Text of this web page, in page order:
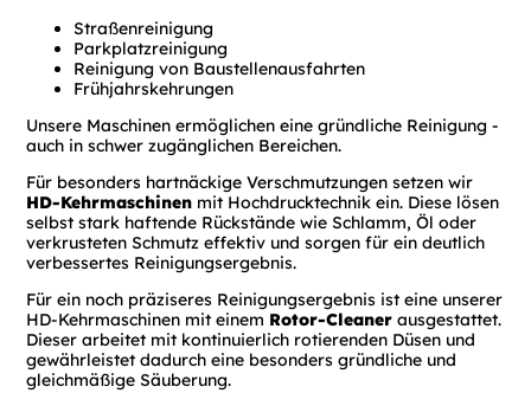
Straßenreinigung
Parkplatzreinigung
Reinigung von Baustellenausfahrten
Frühjahrskehrungen
Unsere Maschinen ermöglichen eine gründliche Reinigung -
auch in schwer zugänglichen Bereichen.
Für besonders hartnäckige Verschmutzungen setzen wir
HD-Kehrmaschinen mit Hochdrucktechnik ein. Diese lösen
selbst stark haftende Rückstände wie Schlamm, Öl oder
verkrusteten Schmutz effektiv und sorgen für ein deutlich
verbessertes Reinigungsergebnis.
Für ein noch präziseres Reinigungsergebnis ist eine unserer
HD-Kehrmaschinen mit einem Rotor-Cleaner ausgestattet.
Dieser arbeitet mit kontinuierlich rotierenden Düsen und
gewährleistet dadurch eine besonders gründliche und
gleichmäßige Säuberung.